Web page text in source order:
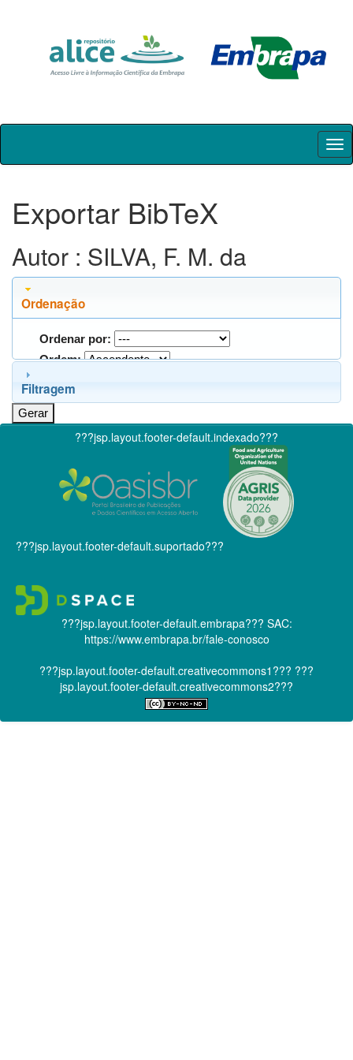
Skip
Exportar BibTeX
Autor : SILVA, F. M. da
Ordenação
Ordenar por:
Ordem:
Filtragem
???jsp.layout.footer-default.indexado???
???jsp.layout.footer-default.suportado???
???jsp.layout.footer-default.embrapa??? SAC:
https://www.embrapa.br/fale-conosco
???jsp.layout.footer-default.creativecommons1??? ???
jsp.layout.footer-default.creativecommons2???